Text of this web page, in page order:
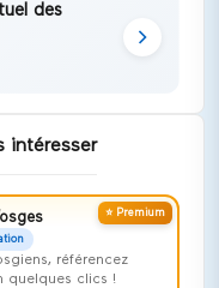
des
intéresser
⭐ Premium
référencez
quelques clics !